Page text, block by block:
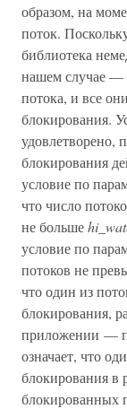
образом, на
поток.
библиотека
нашем случае —
потока, и все
блокирования.
удовлетворено,
блокирования
условие по
что число
не больше
условие по
потоков не
что один из
блокирования,
приложении —
означает, что
блокирования в
блокированных